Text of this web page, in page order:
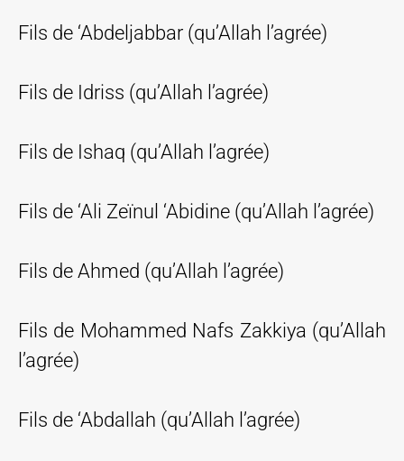
Fils de ‘Abdeljabbar (qu’Allah l’agrée)
Fils de Idriss (qu’Allah l’agrée)
Fils de Ishaq (qu’Allah l’agrée)
Fils de ‘Ali Zeïnul ‘Abidine (qu’Allah l’agrée)
Fils de Ahmed (qu’Allah l’agrée)
Fils de Mohammed Nafs Zakkiya (qu’Allah
l’agrée)
Fils de ‘Abdallah (qu’Allah l’agrée)